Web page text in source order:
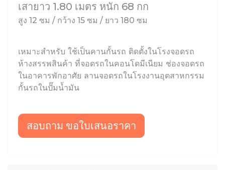
เสายาว 1.80 เมตร หนัก 68 กก
สูง 12 ซม / กว้าง 15 ซม / ยาว 180 ซม
เหมาะสำหรับ ใช้เป็นคานกั้นรถ ติดตั้งในโรงจอดรถ
ห้างสรรพสินค้า ที่จอดรถในคอนโดมีเนียม ช่องจอดรถ
ในอาคารพักอาศัย ลานจอดรถในโรงงานอุตสาหกรรม
กั้นรถในปั๊มน้ำมัน
สอบถาม ขอใบเสนอราคา